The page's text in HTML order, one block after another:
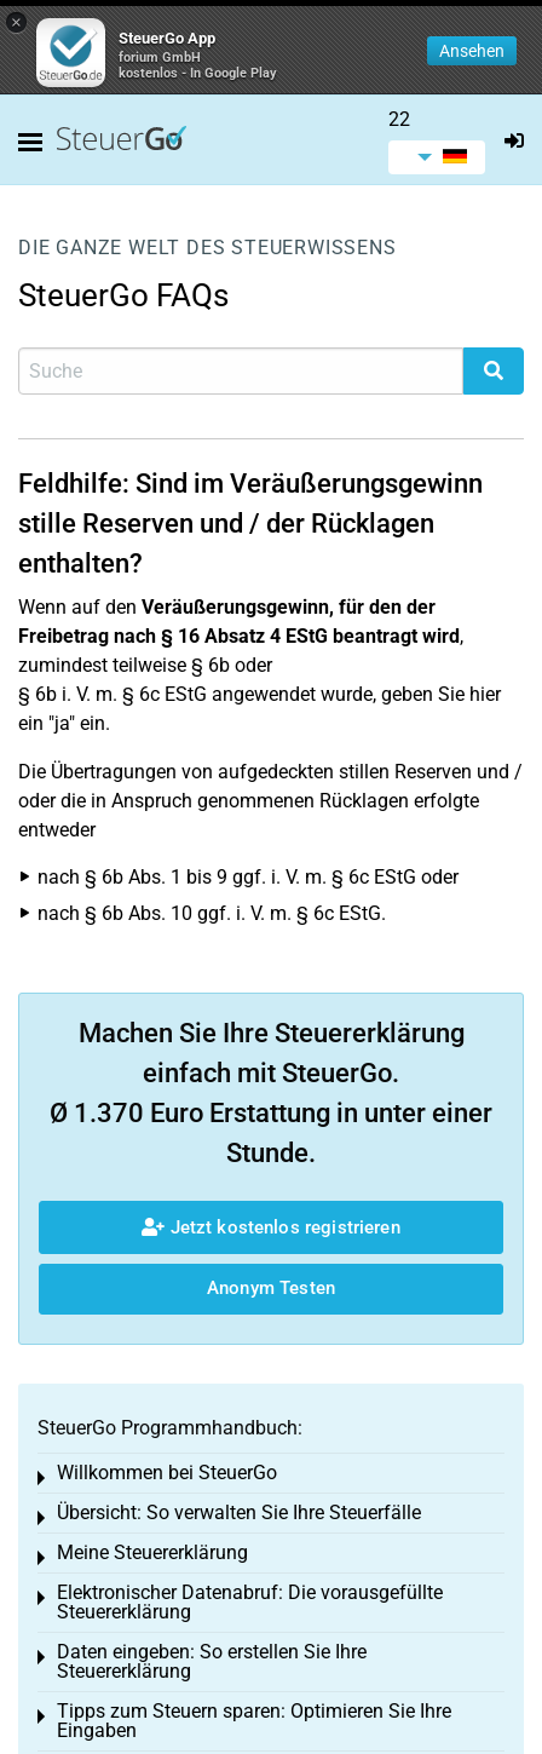
×
SteuerGo App
forium GmbH
kostenlos - In Google Play
Ansehen
22
DIE GANZE WELT DES STEUERWISSENS
SteuerGo FAQs
Feldhilfe: Sind im Veräußerungsgewinn
stille Reserven und / der Rücklagen
enthalten?
Wenn auf den Veräußerungsgewinn, für den der
Freibetrag nach § 16 Absatz 4 EStG beantragt wird,
zumindest teilweise § 6b oder
§ 6b i. V. m. § 6c EStG angewendet wurde, geben Sie hier
ein "ja" ein.
Die Übertragungen von aufgedeckten stillen Reserven und /
oder die in Anspruch genommenen Rücklagen erfolgte
entweder
nach § 6b Abs. 1 bis 9 ggf. i. V. m. § 6c EStG oder
nach § 6b Abs. 10 ggf. i. V. m. § 6c EStG.
Machen Sie Ihre Steuererklärung
einfach mit SteuerGo.
Ø 1.370 Euro Erstattung in unter einer
Stunde.
Jetzt kostenlos registrieren
Anonym Testen
SteuerGo Programmhandbuch:
Willkommen bei SteuerGo
Toggle menu
Übersicht: So verwalten Sie Ihre Steuerfälle
Toggle menu
Meine Steuererklärung
Toggle menu
Elektronischer Datenabruf: Die vorausgefüllte
Steuererklärung
Toggle menu
Daten eingeben: So erstellen Sie Ihre
Steuererklärung
Toggle menu
Tipps zum Steuern sparen: Optimieren Sie Ihre
Eingaben
Toggle menu